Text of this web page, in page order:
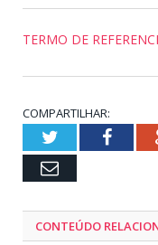
TERMO DE
COMPARTILHAR:
Twitter
Email
CONTEÚDO